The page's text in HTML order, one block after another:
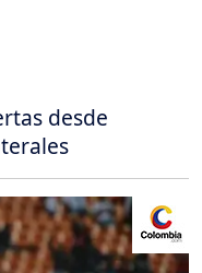
desde